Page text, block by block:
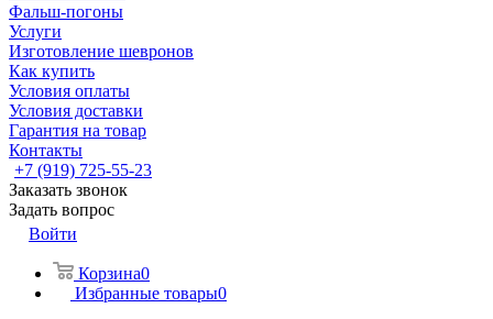
Фальш-погоны
Услуги
Изготовление шевронов
Как купить
Условия оплаты
Условия доставки
Гарантия на товар
Контакты
+7 (919) 725-55-23
Заказать звонок
Задать вопрос
Войти
Корзина0
Избранные товары0